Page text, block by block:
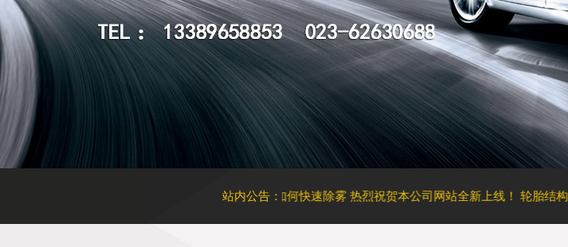
站内公告：
车窗玻璃该如何快速除雾热烈祝贺本公司网站全新上线！轮胎结构与轮胎性